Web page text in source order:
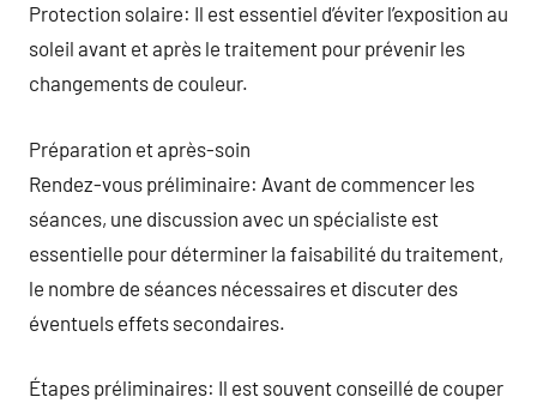
Protection solaire: Il est essentiel d’éviter l’exposition au
soleil avant et après le traitement pour prévenir les
changements de couleur.
Préparation et après-soin
Rendez-vous préliminaire: Avant de commencer les
séances, une discussion avec un spécialiste est
essentielle pour déterminer la faisabilité du traitement,
le nombre de séances nécessaires et discuter des
éventuels effets secondaires.
Étapes préliminaires: Il est souvent conseillé de couper